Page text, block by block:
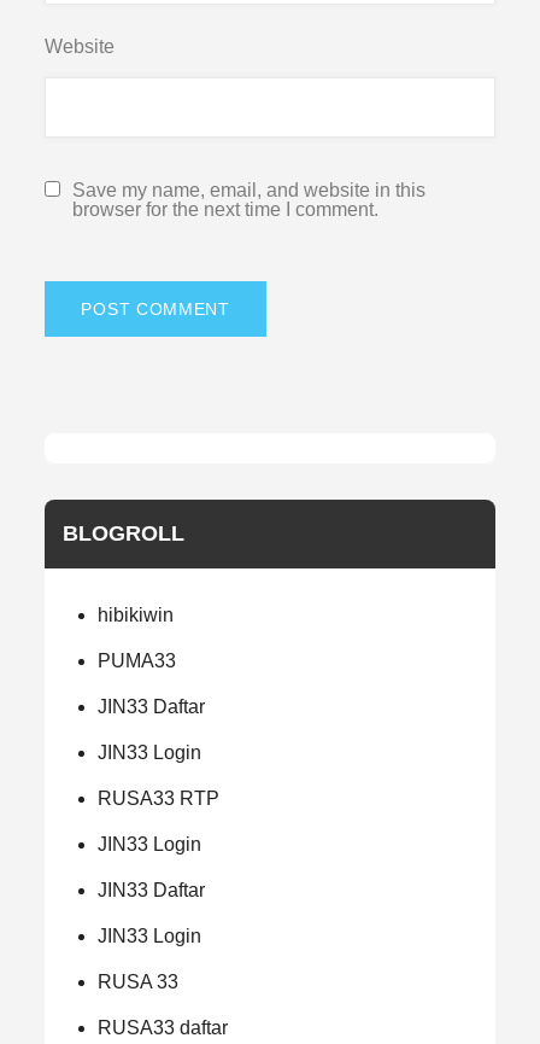
Website
Save my name, email, and website in this
browser for the next time I comment.
BLOGROLL
hibikiwin
PUMA33
JIN33 Daftar
JIN33 Login
RUSA33 RTP
JIN33 Login
JIN33 Daftar
JIN33 Login
RUSA 33
RUSA33 daftar